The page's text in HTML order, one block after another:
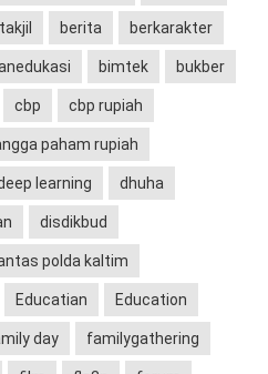
berita berkarakter
bimtek bukber
cbp cbp rupiah
paham rupiah
learning dhuha
disdikbud
polda kaltim
Educatian Education
day familygathering